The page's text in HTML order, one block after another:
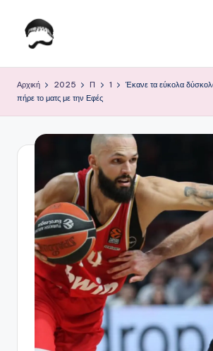
Μετάβαση
ο
Κ
Αρχική 2025 Π 1
Έκανε τα εύκολα
πήρε το ματς με την Εφές